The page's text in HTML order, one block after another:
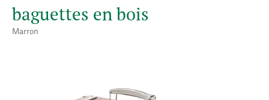
baguettes en bois
Marron